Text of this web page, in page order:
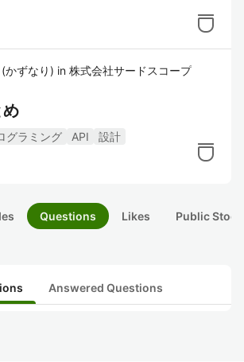
(かずなり) in 株式会社サードスコープ
グラミング API
設計
Questions Likes Public
Answered Questions